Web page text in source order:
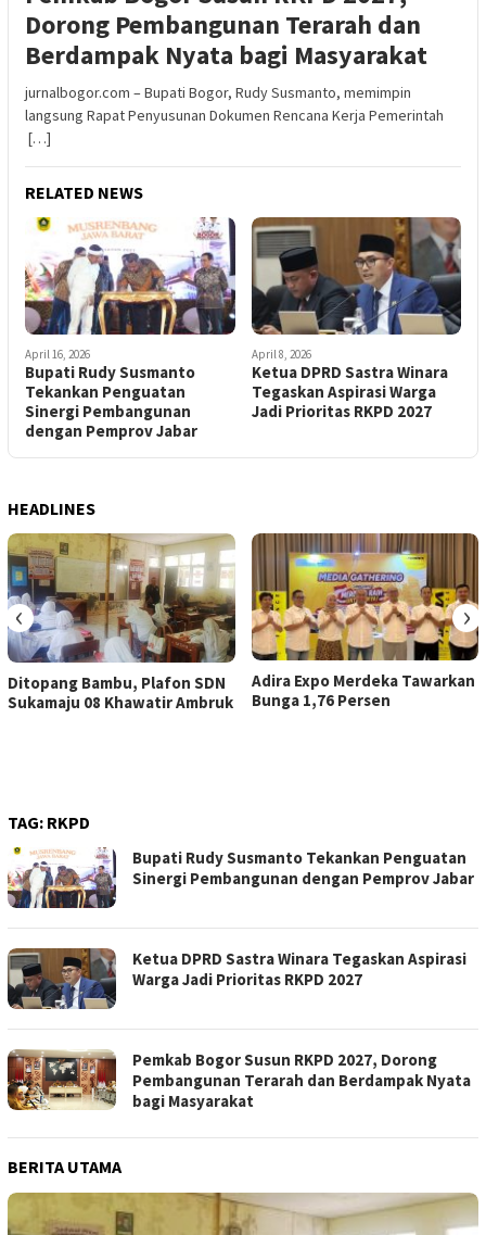
Dorong Pembangunan Terarah dan
Berdampak Nyata bagi Masyarakat
jurnalbogor.com – Bupati Bogor, Rudy Susmanto, memimpin
langsung Rapat Penyusunan Dokumen Rencana Kerja Pemerintah
[…]
RELATED NEWS
April 16, 2026
Bupati Rudy Susmanto
Tekankan Penguatan
Sinergi Pembangunan
dengan Pemprov Jabar
April 8, 2026
Ketua DPRD Sastra Winara
Tegaskan Aspirasi Warga
Jadi Prioritas RKPD 2027
HEADLINES
Ditopang Bambu, Plafon SDN
Sukamaju 08 Khawatir Ambruk
Adira Expo Merdeka Tawarkan
Bunga 1,76 Persen
‹ ›
TAG: RKPD
Bupati Rudy Susmanto Tekankan Penguatan
Sinergi Pembangunan dengan Pemprov Jabar
Ketua DPRD Sastra Winara Tegaskan Aspirasi
Warga Jadi Prioritas RKPD 2027
Pemkab Bogor Susun RKPD 2027, Dorong
Pembangunan Terarah dan Berdampak Nyata
bagi Masyarakat
BERITA UTAMA